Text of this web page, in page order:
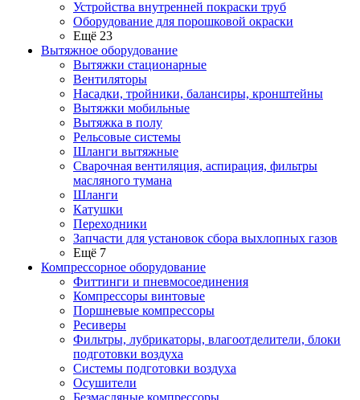
Устройства внутренней покраски труб
Оборудование для порошковой окраски
Ещё 23
Вытяжное оборудование
Вытяжки стационарные
Вентиляторы
Насадки, тройники, балансиры, кронштейны
Вытяжки мобильные
Вытяжка в полу
Рельсовые системы
Шланги вытяжные
Сварочная вентиляция, аспирация, фильтры
масляного тумана
Шланги
Катушки
Переходники
Запчасти для установок сбора выхлопных газов
Ещё 7
Компрессорное оборудование
Фиттинги и пневмосоединения
Компрессоры винтовые
Поршневые компрессоры
Ресиверы
Фильтры, лубрикаторы, влагоотделители, блоки
подготовки воздуха
Системы подготовки воздуха
Осушители
Безмасляные компрессоры